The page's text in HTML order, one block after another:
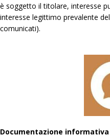
è soggetto il titolare, interesse
interesse legittimo prevalente
comunicati).
Documentazione informativa